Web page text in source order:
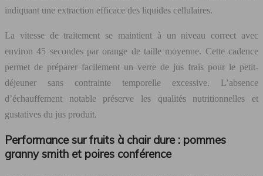
indiquant une extraction efficace des liquides cellulaires.
La vitesse de traitement se maintient à un niveau correct avec
environ 45 secondes par orange de taille moyenne. Cette cadence
permet de préparer facilement un verre de jus frais pour le petit-
déjeuner sans contrainte temporelle excessive. L’absence
d’échauffement notable préserve les qualités nutritionnelles et
gustatives du jus produit.
Performance sur fruits à chair dure : pommes
granny smith et poires conférence